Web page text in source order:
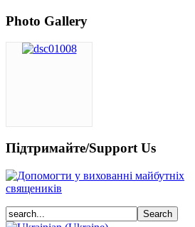
Photo Gallery
Підтримайте/Support Us